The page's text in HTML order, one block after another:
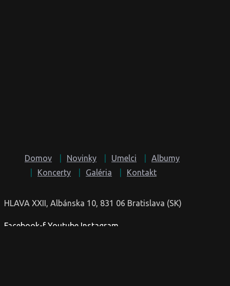
Domov Novinky Umelci
Albumy
Koncerty
Galéria Kontakt
HLAVA XXII, Albánska 10, 831 06 Bratislava (SK)
Facebook-f Youtube Instagram